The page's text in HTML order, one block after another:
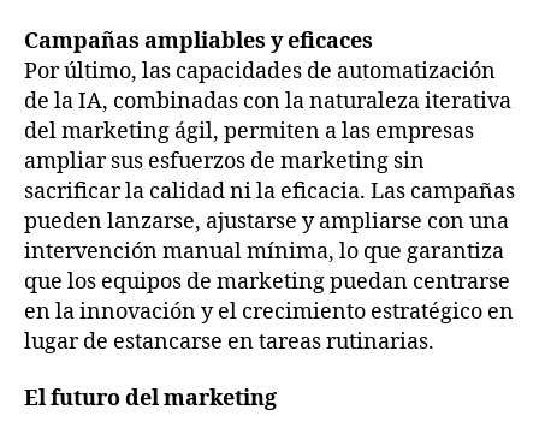
Campañas ampliables y eficaces
Por último, las capacidades de automatización
de la IA, combinadas con la naturaleza iterativa
del marketing ágil, permiten a las empresas
ampliar sus esfuerzos de marketing sin
sacrificar la calidad ni la eficacia. Las campañas
pueden lanzarse, ajustarse y ampliarse con una
intervención manual mínima, lo que garantiza
que los equipos de marketing puedan centrarse
en la innovación y el crecimiento estratégico en
lugar de estancarse en tareas rutinarias.
El futuro del marketing